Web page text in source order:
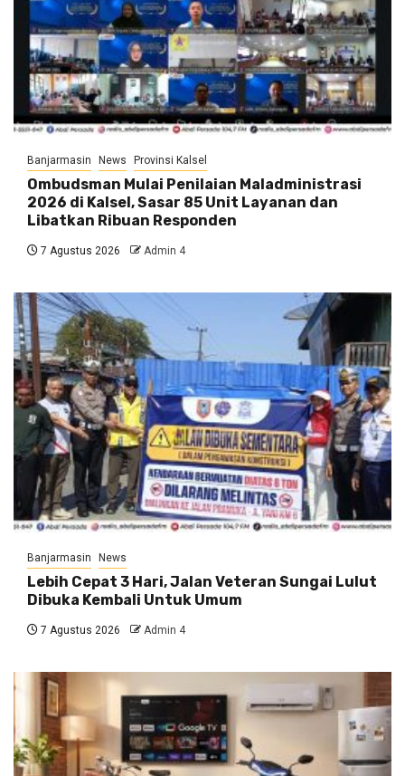
Banjarmasin News Provinsi Kalsel
Ombudsman Mulai Penilaian Maladministrasi
2026 di Kalsel, Sasar 85 Unit Layanan dan
Libatkan Ribuan Responden
7 Agustus 2026 Admin 4
Banjarmasin News
Lebih Cepat 3 Hari, Jalan Veteran Sungai Lulut
Dibuka Kembali Untuk Umum
7 Agustus 2026 Admin 4